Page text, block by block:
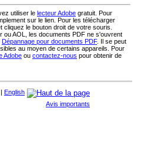
utiliser le lecteur Adobe gratuit. Pour
sur le lien. Pour les télécharger
le bouton droit de votre souris.
ou AOL, les documents PDF ne s'ouvrent
Dépannage pour documents PDF. Il se peut
au moyen de certains appareils. Pour
Adobe ou contactez-nous pour obtenir de
| English
Avis importants